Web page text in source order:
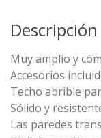
Descripción
Muy amplio y
Accesorios
Techo abrible
Sólido y
Las paredes